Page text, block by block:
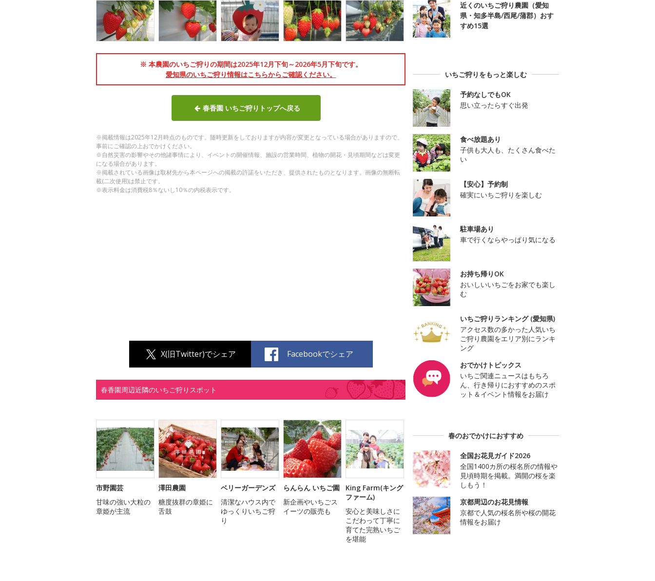
※ 本農園のいちご狩りの期間は2025年12月下旬～2026年5月下旬です。
愛知県のいちご狩り情報はこちらからご確認ください。
春香園 いちご狩りトップへ戻る
※掲載情報は2025年12月時点のものです。随時更新をしておりますが内容が変更となっている場合がありますので、
事前にご確認の上おでかけください。
※自然災害の影響やその他諸事情により、イベントの開催情報、施設の営業時間、植物の開花・見頃期間などは変更
になる場合があります。
※掲載されている画像は取材先から本ページへの掲載の許諾をいただき、提供されたものとなります。画像の無断転
載(二次使用)は禁止です。
※表示料金は消費税8％ないし10％の内税表示です。
X(旧Twitter)でシェア Facebookでシェア
春香園周辺近隣のいちご狩りスポット
市野園芸
甘味の強い大粒の
章姫が主流
澤田農園
糖度抜群の章姫に
舌鼓
ベリーガーデンズ
清潔なハウス内で
ゆっくりいちご狩
り
らんらん いちご園
新企画やいちごス
イーツの販売も
King Farm(キング
ファーム)
安心と美味しさに
こだわって丁寧に
育てた完熟いちご
を堪能
近くのいちご狩り農園（愛知
県・知多半島/西尾/蒲郡）おす
すめ15選
いちご狩りをもっと楽しむ
予約なしでもOK
思い立ったらすぐ出発
食べ放題あり
子供も大人も、たくさん食べた
い
【安心】予約制
確実にいちご狩りを楽しむ
駐車場あり
車で行くならやっぱり気になる
お持ち帰りOK
おいしいいちごをお家でも楽し
む
いちご狩りランキング (愛知県)
アクセス数の多かった人気いち
ご狩り農園をエリア別にランキ
ング
おでかけトピックス
いちご関連ニュースはもちろ
ん、行き帰りにおすすめのスポ
ット＆イベント情報をお届け
春のおでかけにおすすめ
全国お花見ガイド2026
全国1400カ所の桜名所の情報や
見頃時期を掲載。満開の桜を楽
しもう！
京都周辺のお花見情報
京都で人気の桜名所や桜の開花
情報をお届け